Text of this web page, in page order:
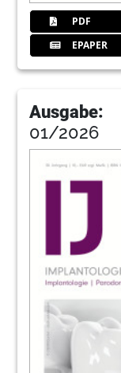
PDF
EPAPER
Ausgabe:
01/2026